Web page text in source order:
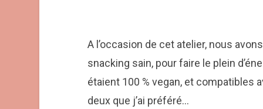
A l’occasion de cet atelier, nous
snacking sain, pour faire le plein
étaient 100 % vegan, et compatibles
deux que j’ai préféré…